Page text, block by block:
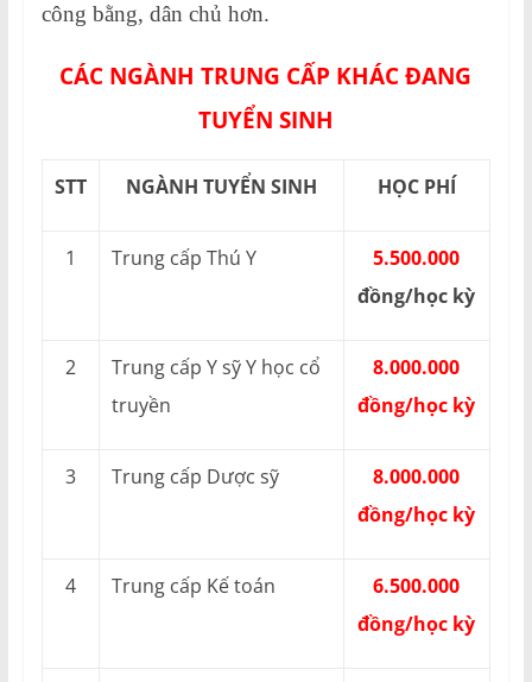
công bằng, dân chủ hơn.
CÁC NGÀNH TRUNG CẤP KHÁC ĐANG
TUYỂN SINH
STT NGÀNH TUYỂN SINH HỌC PHÍ
1 Trung cấp Thú Y
5.500.000
đồng/học kỳ
2
Trung cấp Y sỹ Y học cổ
truyền
8.000.000
đồng/học kỳ
3 Trung cấp Dược sỹ
8.000.000
đồng/học kỳ
4 Trung cấp Kế toán
6.500.000
đồng/học kỳ